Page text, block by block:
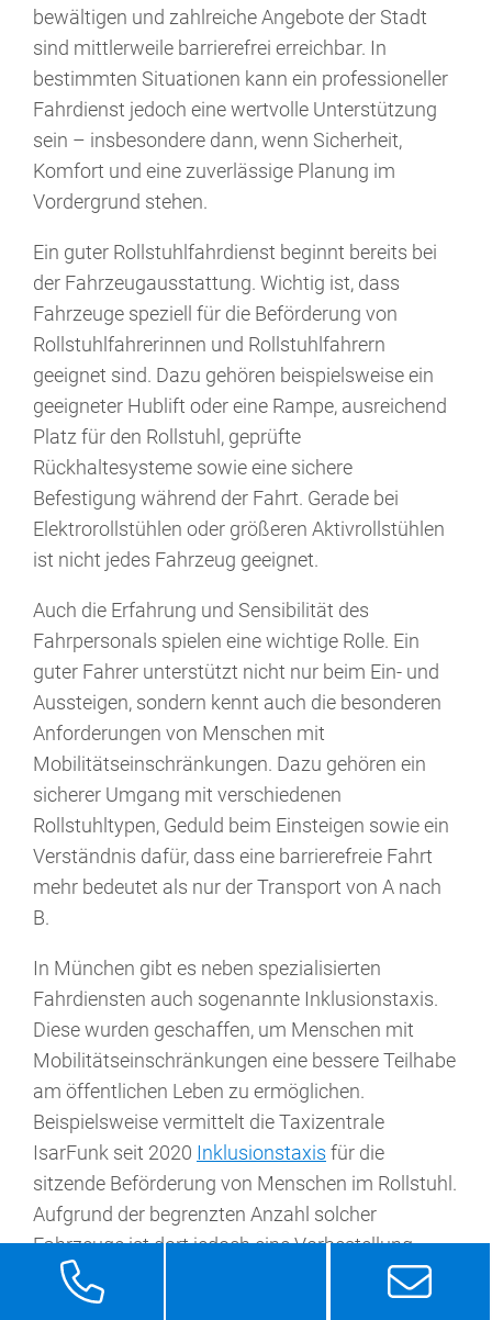
bewältigen und zahlreiche Angebote der Stadt
sind mittlerweile barrierefrei erreichbar. In
bestimmten Situationen kann ein professioneller
Fahrdienst jedoch eine wertvolle Unterstützung
sein – insbesondere dann, wenn Sicherheit,
Komfort und eine zuverlässige Planung im
Vordergrund stehen.
Ein guter Rollstuhlfahrdienst beginnt bereits bei
der Fahrzeugausstattung. Wichtig ist, dass
Fahrzeuge speziell für die Beförderung von
Rollstuhlfahrerinnen und Rollstuhlfahrern
geeignet sind. Dazu gehören beispielsweise ein
geeigneter Hublift oder eine Rampe, ausreichend
Platz für den Rollstuhl, geprüfte
Rückhaltesysteme sowie eine sichere
Befestigung während der Fahrt. Gerade bei
Elektrorollstühlen oder größeren Aktivrollstühlen
ist nicht jedes Fahrzeug geeignet.
Auch die Erfahrung und Sensibilität des
Fahrpersonals spielen eine wichtige Rolle. Ein
guter Fahrer unterstützt nicht nur beim Ein- und
Aussteigen, sondern kennt auch die besonderen
Anforderungen von Menschen mit
Mobilitätseinschränkungen. Dazu gehören ein
sicherer Umgang mit verschiedenen
Rollstuhltypen, Geduld beim Einsteigen sowie ein
Verständnis dafür, dass eine barrierefreie Fahrt
mehr bedeutet als nur der Transport von A nach
B.
In München gibt es neben spezialisierten
Fahrdiensten auch sogenannte Inklusionstaxis.
Diese wurden geschaffen, um Menschen mit
Mobilitätseinschränkungen eine bessere Teilhabe
am öffentlichen Leben zu ermöglichen.
Beispielsweise vermittelt die Taxizentrale
IsarFunk seit 2020 Inklusionstaxis für die
sitzende Beförderung von Menschen im Rollstuhl.
Aufgrund der begrenzten Anzahl solcher
Fahrzeuge ist dort jedoch eine Vorbestellung
erforderlich; eine kurzfristige Verfügbarkeit kann
nicht immer garantiert werden. Auch Taxi